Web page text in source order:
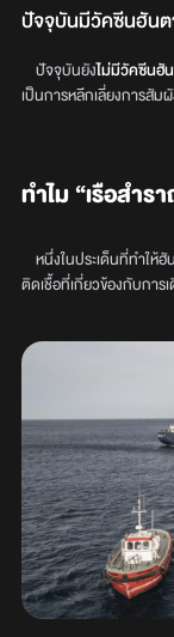
ปัจจุบันมีวัคซีนฮันต
ปัจจุบันยังไม่มีวัคซีนฮั
เป็นการหลีกเลี่ยงการสั
ทำไม “เรือสำ
หนึ่งในประเด็นที่ทำให้
ติดเชื้อที่เกี่ยวข้องกับการ